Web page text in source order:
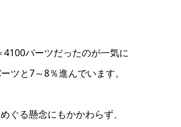
バーツだったのが一気に
ツと7～8％進んでいます。
ぐる懸念にもかかわらず、